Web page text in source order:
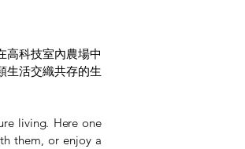
高科技室內農場中
生活交織共存的生
living. Here one
them, or enjoy a